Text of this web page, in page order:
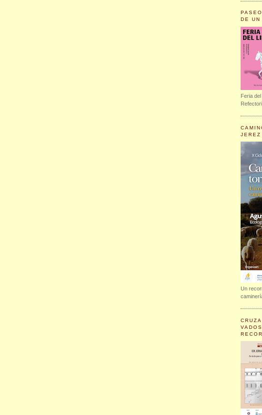
DE
Feria
JEREZ
Un